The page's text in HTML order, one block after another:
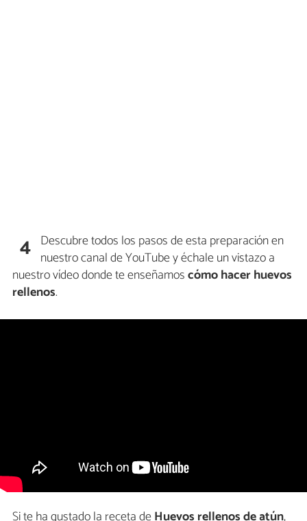
4 Descubre todos los pasos de esta preparación en
nuestro canal de YouTube y échale un vistazo a
nuestro vídeo donde te enseñamoscómo hacerhuevos
rellenos.
Si te ha gustado la receta deHuevos rellenos de atún,